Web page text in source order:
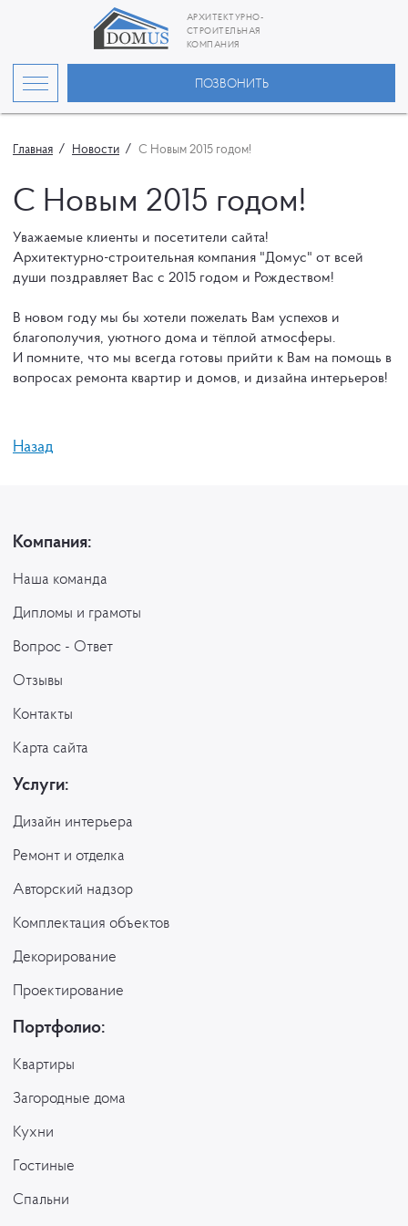
АРХИТЕКТУРНО-
СТРОИТЕЛЬНАЯ
КОМПАНИЯ
ПОЗВОНИТЬ
Главная Новости C Новым 2015 годом!
C Новым 2015 годом!
Уважаемые клиенты и посетители сайта!
Архитектурно-строительная компания "Домус" от всей
души поздравляет Вас с 2015 годом и Рождеством!
В новом году мы бы хотели пожелать Вам успехов и
благополучия, уютного дома и тёплой атмосферы.
И помните, что мы всегда готовы прийти к Вам на помощь в
вопросах ремонта квартир и домов, и дизайна интерьеров!
Назад
Компания:
Наша команда
Дипломы и грамоты
Вопрос - Ответ
Отзывы
Контакты
Карта сайта
Услуги:
Дизайн интерьера
Ремонт и отделка
Авторский надзор
Комплектация объектов
Декорирование
Проектирование
Портфолио:
Квартиры
Загородные дома
Кухни
Гостиные
Спальни